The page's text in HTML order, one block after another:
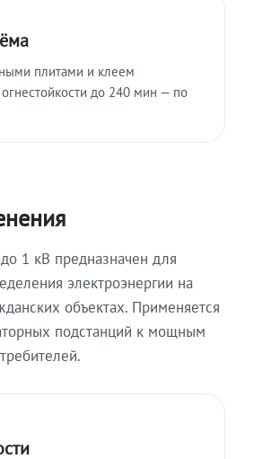
плитами и клеем
до 240 мин — по
1 кВ предназначен для
электроэнергии на
объектах. Применяется
подстанций к мощным